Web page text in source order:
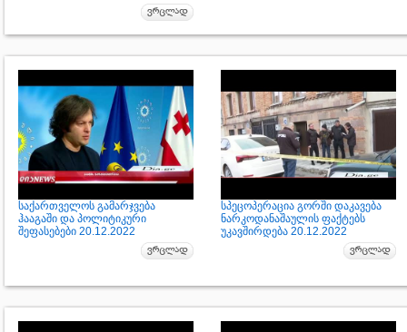
საქართველოს გამარჯვება
ჰააგაში და პოლიტიკური
შეფასებები 20.12.2022
სპეცოპერაცია გორში დაკავება
ნარკოდანაშაულის ფაქტებს
უკავშირდება 20.12.2022